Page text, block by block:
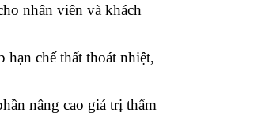
nhân viên và khách
chế thất thoát nhiệt,
nâng cao giá trị thẩm